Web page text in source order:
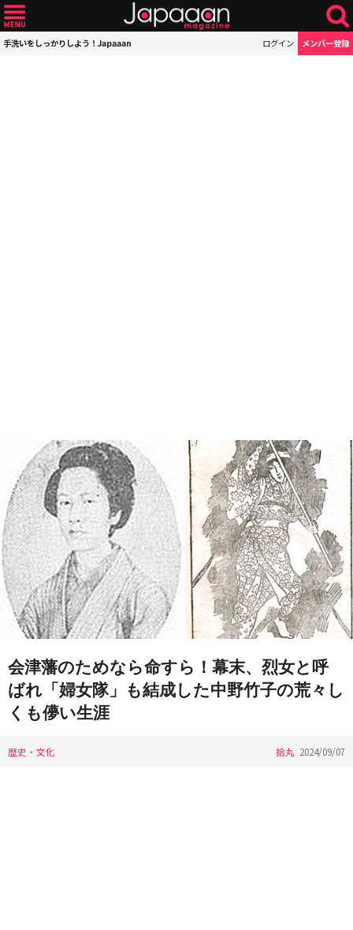
手洗いをしっかりしよう！Japaaan ログイン メンバー登録
会津藩のためなら命すら！幕末、烈女と呼
ばれ「婦女隊」も結成した中野竹子の荒々し
くも儚い生涯
歴史・文化 拾丸 2024/09/07